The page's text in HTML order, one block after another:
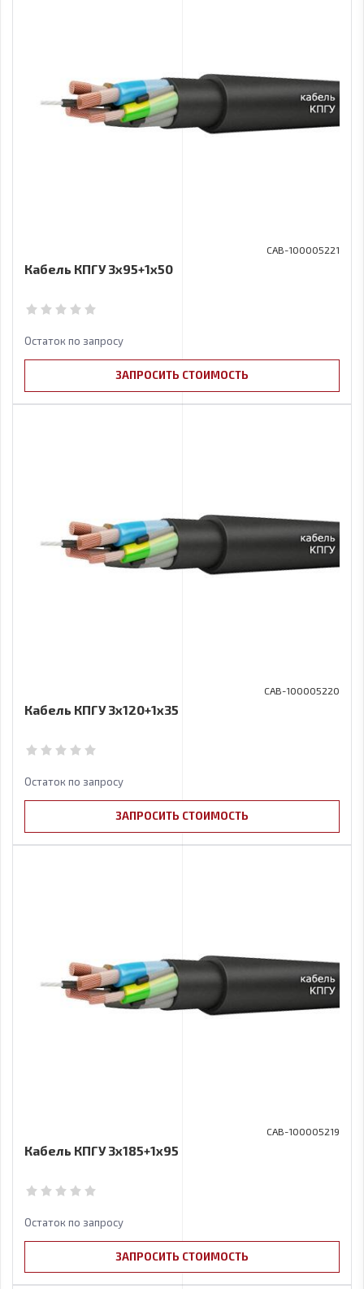
CAB-100005221
Кабель КПГУ 3х95+1x50
Остаток по запросу
ЗАПРОСИТЬ СТОИМОСТЬ
CAB-100005220
Кабель КПГУ 3х120+1x35
Остаток по запросу
ЗАПРОСИТЬ СТОИМОСТЬ
CAB-100005219
Кабель КПГУ 3х185+1х95
Остаток по запросу
ЗАПРОСИТЬ СТОИМОСТЬ